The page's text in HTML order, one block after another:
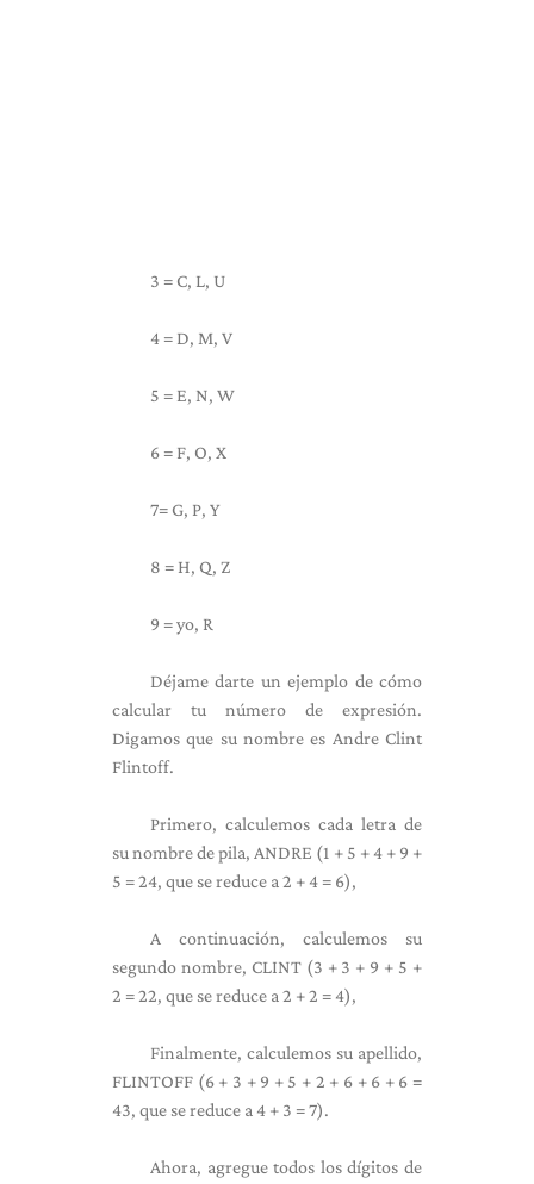
3 = C, L, U
4 = D, M, V
5 = E, N, W
6 = F, O, X
7= G, P, Y
8 = H, Q, Z
9 = yo, R
Déjame darte un ejemplo de cómo
calcular tu número de expresión.
Digamos que su nombre es Andre Clint
Flintoff.
Primero, calculemos cada letra de
su nombre de pila, ANDRE (1 + 5 + 4 + 9 +
5 = 24, que se reduce a 2 + 4 = 6),
A continuación, calculemos su
segundo nombre, CLINT (3 + 3 + 9 + 5 +
2 = 22, que se reduce a 2 + 2 = 4),
Finalmente, calculemos su apellido,
FLINTOFF (6 + 3 + 9 + 5 + 2 + 6 + 6 + 6 =
43, que se reduce a 4 + 3 = 7).
Ahora, agregue todos los dígitos de